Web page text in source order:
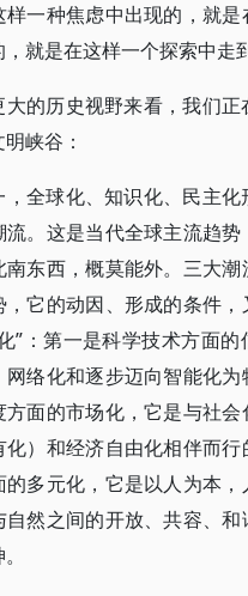
样一种焦虑中出现的，就
就是在这样一个探索中走
大的历史视野来看，我们
峡谷：
，全球化、知识化、民主化
流。这是当代全球主流趋
南东西，概莫能外。三大潮
，它的动因、形成的条件
”：第一是科学技术方面
网络化和逐步迈向智能化为
方面的市场化，它是与社
化）和经济自由化相伴而行
的多元化，它是以人为本，
自然之间的开放、共容、和